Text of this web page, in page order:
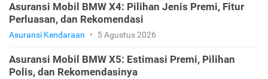
Asuransi Mobil BMW X4: Pilihan Jenis Premi, Fitur
Perluasan, dan Rekomendasi
Asuransi Kendaraan • 5 Agustus 2026
Asuransi Mobil BMW X5: Estimasi Premi, Pilihan
Polis, dan Rekomendasinya